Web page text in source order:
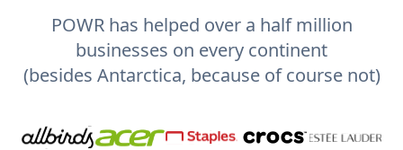
POWR has helped over a half million
businesses on every continent
(besides Antarctica, because of course not)